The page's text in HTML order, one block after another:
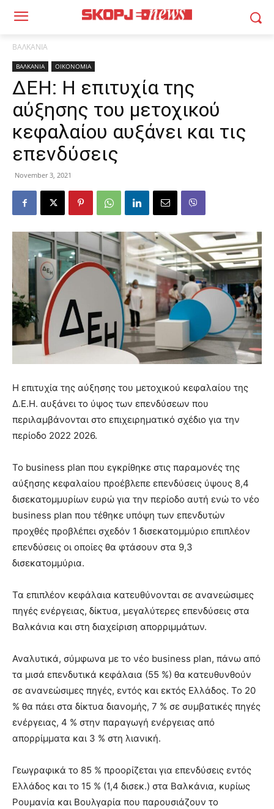
ΒΑΛΚΑΝΙΑ
ΒΑΛΚΑΝΙΑ ΟΙΚΟΝΟΜΙΑ
ΔΕΗ: Η επιτυχία της
αύξησης του μετοχικού
κεφαλαίου αυξάνει και τις
επενδύσεις
November 3, 2021
Η επιτυχία της αύξησης του μετοχικού κεφαλαίου της
Δ.Ε.Η. αυξάνει το ύψος των επενδύσεων που
περιλαμβάνονται στο επιχειρηματικό σχέδιο για την
περίοδο 2022 2026.
Το business plan που εγκρίθηκε στις παραμονές της
αύξησης κεφαλαίου προέβλεπε επενδύσεις ύψους 8,4
δισεκατομμυρίων ευρώ για την περίοδο αυτή ενώ το νέο
business plan που τέθηκε υπόψη των επενδυτών
προχθές προβλέπει σχεδόν 1 δισεκατομμύριο επιπλέον
επενδύσεις οι οποίες θα φτάσουν στα 9,3
δισεκατομμύρια.
Τα επιπλέον κεφάλαια κατευθύνονται σε ανανεώσιμες
πηγές ενέργειας, δίκτυα, μεγαλύτερες επενδύσεις στα
Βαλκάνια και στη διαχείριση απορριμμάτων.
Αναλυτικά, σύμφωνα με το νέο business plan, πάνω από
τα μισά επενδυτικά κεφάλαια (55 %) θα κατευθυνθούν
σε ανανεώσιμες πηγές, εντός και εκτός Ελλάδος. Το 20
% θα πάει στα δίκτυα διανομής, 7 % σε συμβατικές πηγές
ενέργειας, 4 % στην παραγωγή ενέργειας από
απορρίμματα και 3 % στη λιανική.
Γεωγραφικά το 85 % προορίζεται για επενδύσεις εντός
Ελλάδος και το 15 % (1,4 δισεκ.) στα Βαλκάνια, κυρίως
Ρουμανία και Βουλγαρία που παρουσιάζουν το